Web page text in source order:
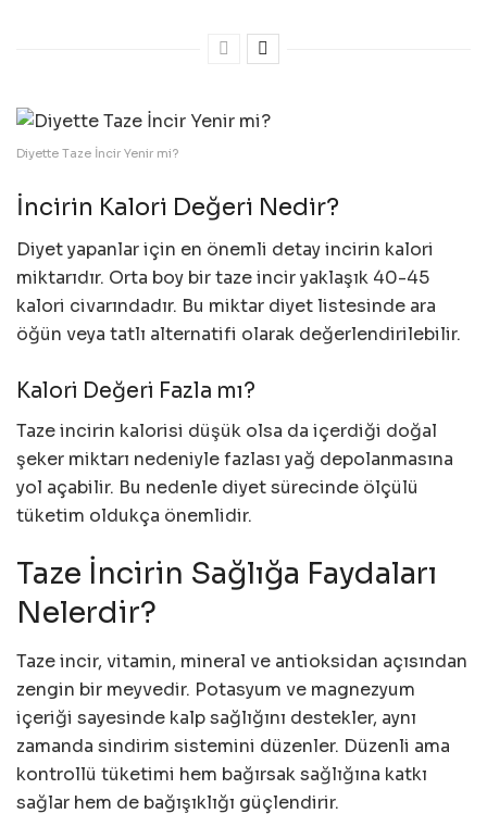
Diyette Taze İncir Yenir mi?
İncirin Kalori Değeri Nedir?
Diyet yapanlar için en önemli detay incirin kalori
miktarıdır. Orta boy bir taze incir yaklaşık 40-45
kalori civarındadır. Bu miktar diyet listesinde ara
öğün veya tatlı alternatifi olarak değerlendirilebilir.
Kalori Değeri Fazla mı?
Taze incirin kalorisi düşük olsa da içerdiği doğal
şeker miktarı nedeniyle fazlası yağ depolanmasına
yol açabilir. Bu nedenle diyet sürecinde ölçülü
tüketim oldukça önemlidir.
Taze İncirin Sağlığa Faydaları
Nelerdir?
Taze incir, vitamin, mineral ve antioksidan açısından
zengin bir meyvedir. Potasyum ve magnezyum
içeriği sayesinde kalp sağlığını destekler, aynı
zamanda sindirim sistemini düzenler. Düzenli ama
kontrollü tüketimi hem bağırsak sağlığına katkı
sağlar hem de bağışıklığı güçlendirir.